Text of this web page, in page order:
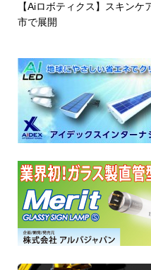
【Aiロボティクス】スキン
市で展開